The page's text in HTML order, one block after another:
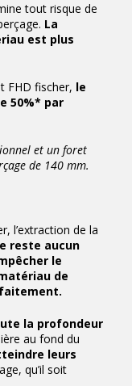
tout risque de
La
est plus
FHD fischer, le
50%* par
et un foret
de 140 mm.
l’extraction de la
reste aucun
le
de
la profondeur
au fond du
leurs
qu’il soit